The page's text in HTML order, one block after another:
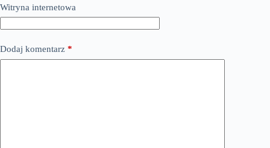
Witryna internetowa
Dodaj komentarz *